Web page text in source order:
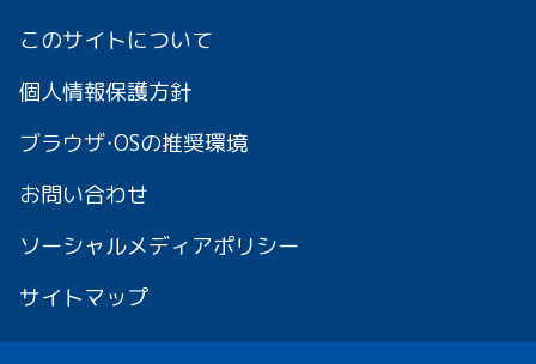
このサイトについて
個人情報保護方針
ブラウザ・OSの推奨環境
お問い合わせ
ソーシャルメディアポリシー
サイトマップ